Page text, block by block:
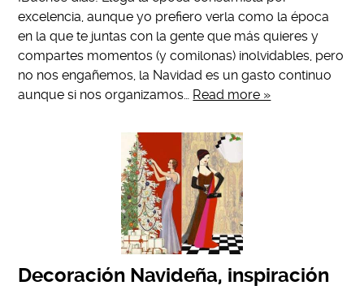
excelencia, aunque yo prefiero verla como la época
en la que te juntas con la gente que más quieres y
compartes momentos (y comilonas) inolvidables, pero
no nos engañemos, la Navidad es un gasto continuo
aunque si nos organizamos… Read more »
Decoración Navideña, inspiración